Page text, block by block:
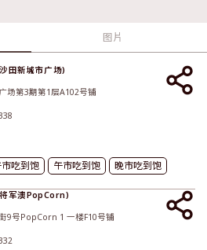
图片
田新城市广场)
场第3期第1层A102号铺
吃到饱 午市吃到饱 晚市吃到饱
军澳PopCorn)
9号PopCorn 1 一楼F10号铺